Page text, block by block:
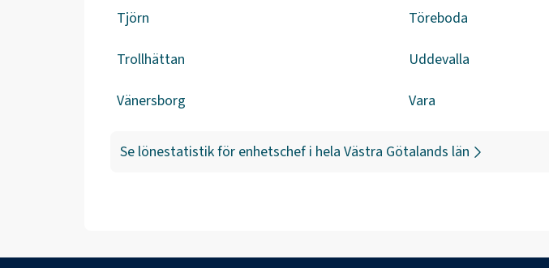
Tjörn Töreboda
Trollhättan Uddevalla
Vänersborg Vara
Se lönestatistik för enhetschef i hela Västra Götalands län